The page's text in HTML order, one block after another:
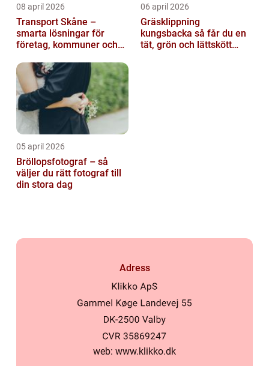
08 april 2026
Transport Skåne –
smarta lösningar för
företag, kommuner och
06 april 2026
Gräsklippning
kungsbacka så får du en
tät, grön och lättskött
05 april 2026
Bröllopsfotograf – så
väljer du rätt fotograf till
din stora dag
Adress
web: www.klikko.dk